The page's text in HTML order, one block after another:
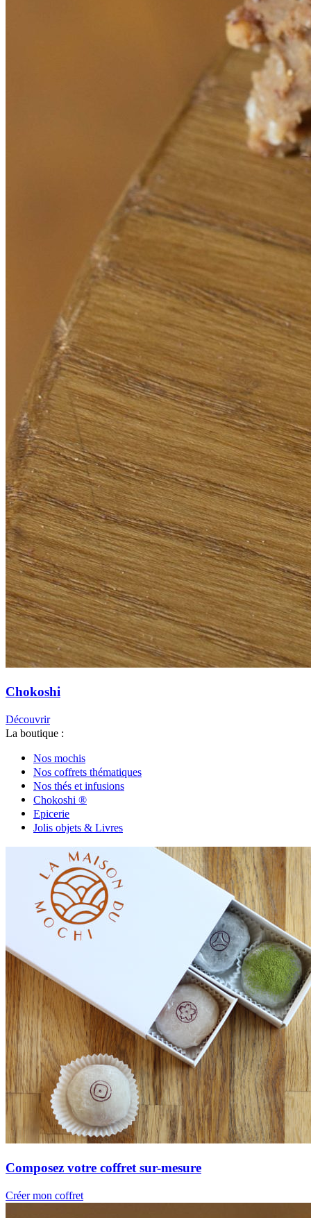
Chokoshi
Découvrir
La boutique :
Nos mochis
Nos coffrets thématiques
Nos thés et infusions
Chokoshi ®
Epicerie
Jolis objets & Livres
Composez votre coffret sur-mesure
Créer mon coffret